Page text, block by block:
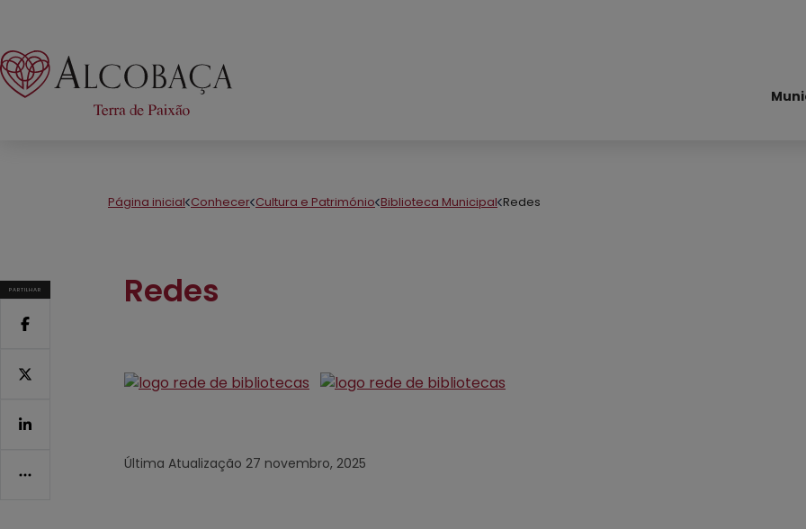
Página inicial Conhecer Cultura e Património Biblioteca Municipal Redes
Redes
Última Atualização 27 novembro, 2025
PARTILHAR